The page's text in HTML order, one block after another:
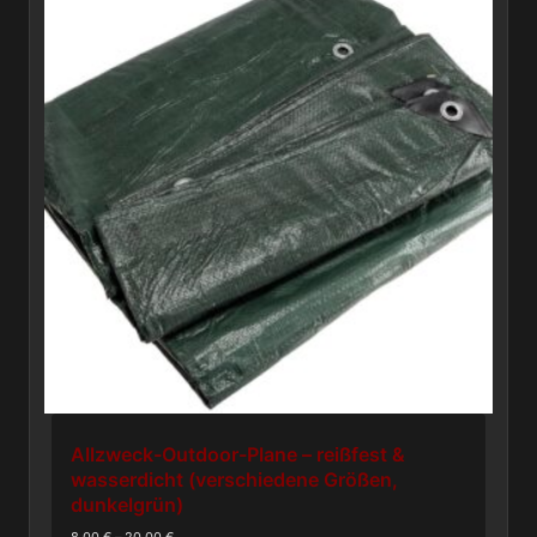
Allzweck-Outdoor-Plane – reißfest &
wasserdicht (verschiedene Größen,
dunkelgrün)